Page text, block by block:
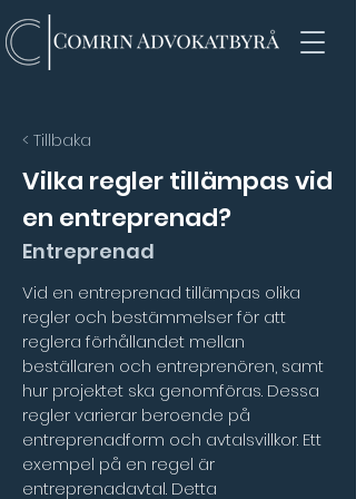
< Tillbaka
Vilka regler tillämpas vid
en entreprenad?
Entreprenad
Vid en entreprenad tillämpas olika
regler och bestämmelser för att
reglera förhållandet mellan
beställaren och entreprenören, samt
hur projektet ska genomföras. Dessa
regler varierar beroende på
entreprenadform och avtalsvillkor. Ett
exempel på en regel är
entreprenadavtal. Detta